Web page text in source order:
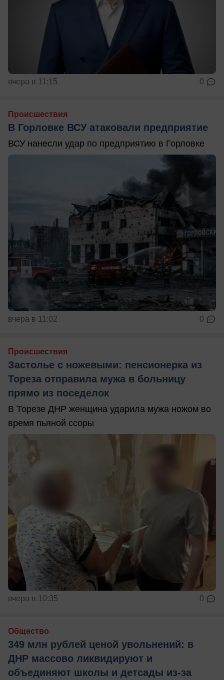
вчера в 11:15 0
Происшествия
В Горловке ВСУ атаковали предприятие
ВСУ нанесли удар по предприятию в Горловке
вчера в 11:02 0
Происшествия
Застолье с ножевыми: пенсионерка из
Тореза отправила мужа в больницу
прямо из поседелок
В Торезе ДНР женщина ударила мужа ножом во
время пьяной ссоры
вчера в 10:35 0
Общество
349 млн рублей ценой увольнений: в
ДНР массово ликвидируют и
объединяют школы и детсады из-за